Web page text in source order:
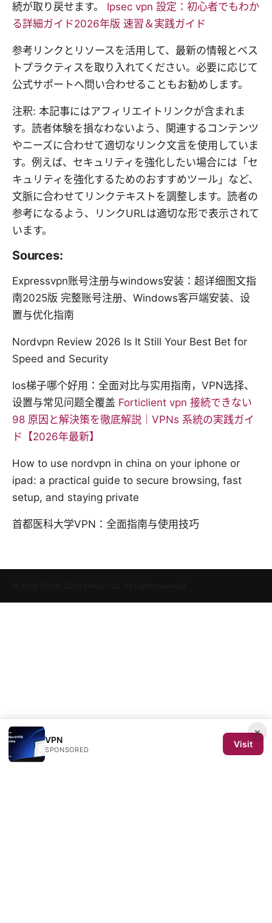
続が取り戻せます。 Ipsec vpn 設定：初心者でもわか
る詳細ガイド2026年版 速習＆実践ガイド
参考リンクとリソースを活用して、最新の情報とベス
トプラクティスを取り入れてください。必要に応じて
公式サポートへ問い合わせることもお勧めします。
注釈: 本記事にはアフィリエイトリンクが含まれま
す。読者体験を損なわないよう、関連するコンテンツ
やニーズに合わせて適切なリンク文言を使用していま
す。例えば、セキュリティを強化したい場合には「セ
キュリティを強化するためのおすすめツール」など、
文脈に合わせてリンクテキストを調整します。読者の
参考になるよう、リンクURLは適切な形で表示されて
います。
Sources:
Expressvpn账号注册与windows安装：超详细图文指
南2025版 完整账号注册、Windows客户端安装、设
置与优化指南
Nordvpn Review 2026 Is It Still Your Best Bet for
Speed and Security
Ios梯子哪个好用：全面对比与实用指南，VPN选择、
设置与常见问题全覆盖 Forticlient vpn 接続できない
98 原因と解決策を徹底解説｜VPNs 系統の実践ガイ
ド【2026年最新】
How to use nordvpn in china on your iphone or
ipad: a practical guide to secure browsing, fast
setup, and staying private
首都医科大学VPN：全面指南与使用技巧
×
VPN
SPONSORED
Visit